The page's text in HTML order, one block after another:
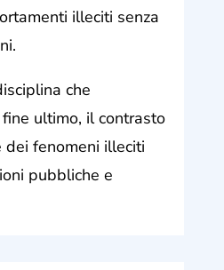
illeciti senza
che
ultimo, il contrasto
dei fenomeni illeciti
pubbliche e